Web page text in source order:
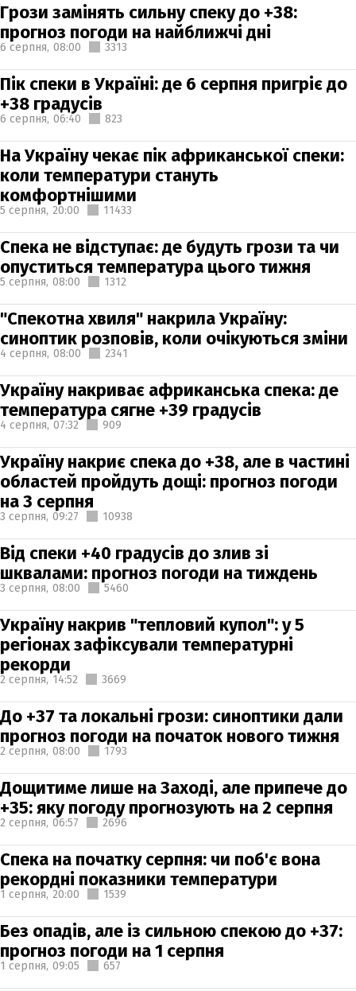
Грози замінять сильну спеку до +38:
прогноз погоди на найближчі дні
6 серпня, 08:00 3313
Пік спеки в Україні: де 6 серпня пригріє до
+38 градусів
6 серпня, 06:40 823
На Україну чекає пік африканської спеки:
коли температури стануть
комфортнішими
5 серпня, 20:00 11433
Спека не відступає: де будуть грози та чи
опуститься температура цього тижня
5 серпня, 08:00 1312
"Спекотна хвиля" накрила Україну:
синоптик розповів, коли очікуються зміни
4 серпня, 08:00 2341
Україну накриває африканська спека: де
температура сягне +39 градусів
4 серпня, 07:32 909
Україну накриє спека до +38, але в частині
областей пройдуть дощі: прогноз погоди
на 3 серпня
3 серпня, 09:27 10938
Від спеки +40 градусів до злив зі
шквалами: прогноз погоди на тиждень
3 серпня, 08:00 5460
Україну накрив "тепловий купол": у 5
регіонах зафіксували температурні
рекорди
2 серпня, 14:52 3669
До +37 та локальні грози: синоптики дали
прогноз погоди на початок нового тижня
2 серпня, 08:00 1793
Дощитиме лише на Заході, але припече до
+35: яку погоду прогнозують на 2 серпня
2 серпня, 06:57 2696
Спека на початку серпня: чи поб'є вона
рекордні показники температури
1 серпня, 20:00 1539
Без опадів, але із сильною спекою до +37:
прогноз погоди на 1 серпня
1 серпня, 09:05 657